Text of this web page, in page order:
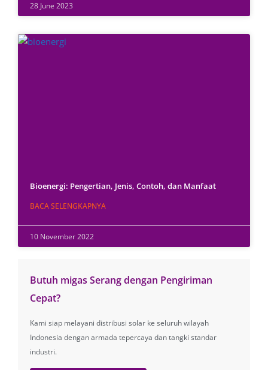
28 June 2023
Bioenergi: Pengertian, Jenis, Contoh, dan Manfaat
BACA SELENGKAPNYA
10 November 2022
Butuh migas Serang dengan Pengiriman
Cepat?
Kami siap melayani distribusi solar ke seluruh wilayah
Indonesia dengan armada tepercaya dan tangki standar
industri.